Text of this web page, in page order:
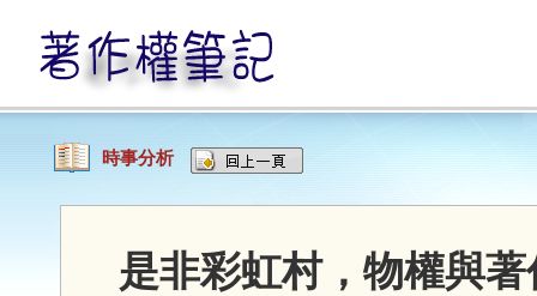
時事分析
是非彩虹村，物權與